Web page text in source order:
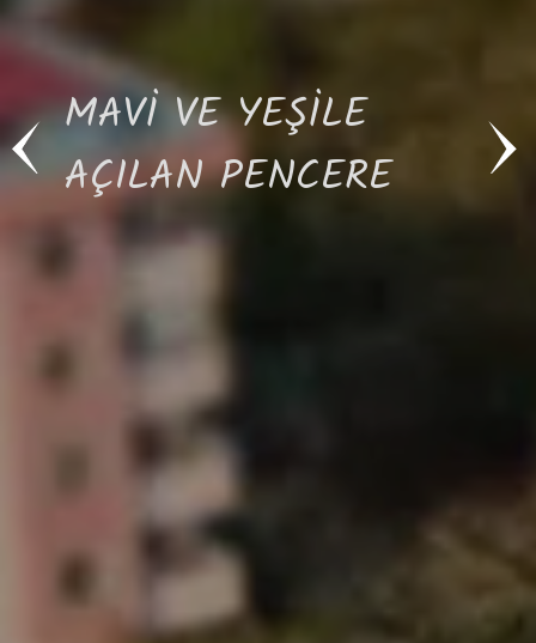
MAVİ VE YEŞİLE
AÇILAN PENCERE